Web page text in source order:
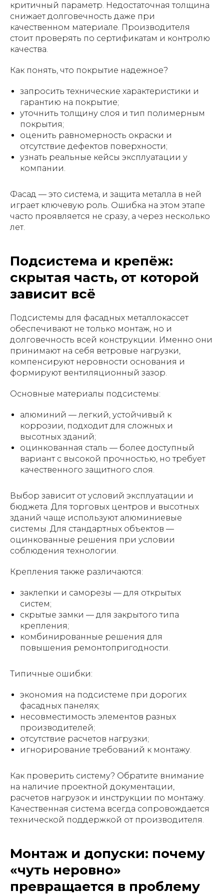
критичный параметр. Недостаточная толщина
снижает долговечность даже при
качественном материале. Производителя
стоит проверять по сертификатам и контролю
качества.
Как понять, что покрытие надежное?
запросить технические характеристики и
гарантию на покрытие;
уточнить толщину слоя и тип полимерным
покрытия;
оценить равномерность окраски и
отсутствие дефектов поверхности;
узнать реальные кейсы эксплуатации у
компании.
Фасад — это система, и защита металла в ней
играет ключевую роль. Ошибка на этом этапе
часто проявляется не сразу, а через несколько
лет.
Подсистема и крепёж:
скрытая часть, от которой
зависит всё
Подсистемы для фасадных металлокассет
обеспечивают не только монтаж, но и
долговечность всей конструкции. Именно они
принимают на себя ветровые нагрузки,
компенсируют неровности основания и
формируют вентиляционный зазор.
Основные материалы подсистемы:
алюминий — легкий, устойчивый к
коррозии, подходит для сложных и
высотных зданий;
оцинкованная сталь — более доступный
вариант с высокой прочностью, но требует
качественного защитного слоя.
Выбор зависит от условий эксплуатации и
бюджета. Для торговых центров и высотных
зданий чаще используют алюминиевые
системы. Для стандартных объектов —
оцинкованные решения при условии
соблюдения технологии.
Крепления также различаются:
заклепки и саморезы — для открытых
систем;
скрытые замки — для закрытого типа
крепления;
комбинированные решения для
повышения ремонтопригодности.
Типичные ошибки:
экономия на подсистеме при дорогих
фасадных панелях;
несовместимость элементов разных
производителей;
отсутствие расчетов нагрузки;
игнорирование требований к монтажу.
Как проверить систему? Обратите внимание
на наличие проектной документации,
расчетов нагрузок и инструкции по монтажу.
Качественная система всегда сопровождается
технической поддержкой от производителя.
Монтаж и допуски: почему
«чуть неровно»
превращается в проблему